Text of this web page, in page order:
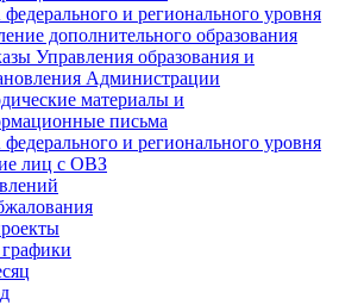
и регионального уровня
дополнительного образования
Управления образования и
Администрации
материалы и
письма
и регионального уровня
лиц с ОВЗ